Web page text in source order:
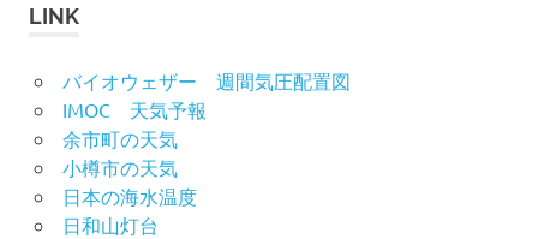
イ
LINK
バイオウェザー 週間気圧配置図
IMOC 天気予報
余市町の天気
小樽市の天気
日本の海水温度
日和山灯台